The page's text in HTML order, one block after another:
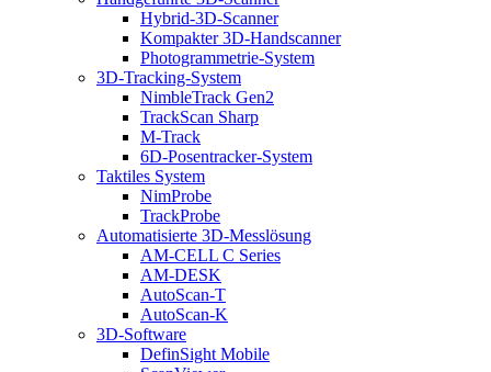
Hybrid-3D-Scanner
Kompakter 3D-Handscanner
Photogrammetrie-System
3D-Tracking-System
NimbleTrack Gen2
TrackScan Sharp
M-Track
6D-Posentracker-System
Taktiles System
NimProbe
TrackProbe
Automatisierte 3D-Messlösung
AM-CELL C Series
AM-DESK
AutoScan-T
AutoScan-K
3D-Software
DefinSight Mobile